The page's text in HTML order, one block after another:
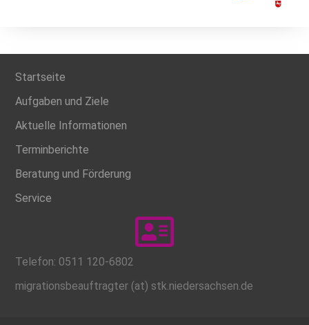
Startseite
Aufgaben und Ziele
Aktuelle Informationen
Terminberichte
Beratung und Förderung
Service
Telefon: 0511 120-6802
migrationsbeauftragter (at) stk.niedersachsen.de